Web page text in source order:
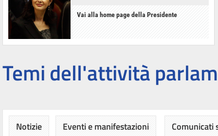
Vai alla home page della Presidente
Temi dell'attività
Notizie Eventi e manifestazioni Comunicati